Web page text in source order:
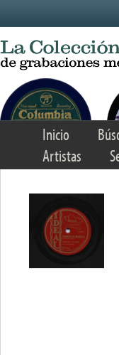
Inicio
Artistas